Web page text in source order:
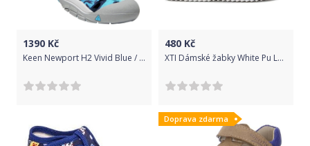
1390 Kč
Keen Newport H2 Vivid Blue / Katydid Velikost: 27/28
480 Kč
XTI Dámské žabky White Pu Ladies Sandals 34284 White (Velikost 37)
Doprava zdarma